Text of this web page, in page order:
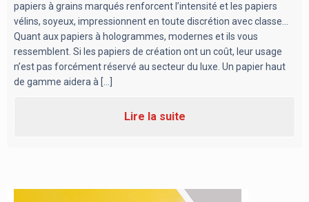
papiers à grains marqués renforcent l’intensité et les papiers
vélins, soyeux, impressionnent en toute discrétion avec classe…
Quant aux papiers à hologrammes, modernes et ils vous
ressemblent. Si les papiers de création ont un coût, leur usage
n’est pas forcément réservé au secteur du luxe. Un papier haut
de gamme aidera à [...]
Lire la suite